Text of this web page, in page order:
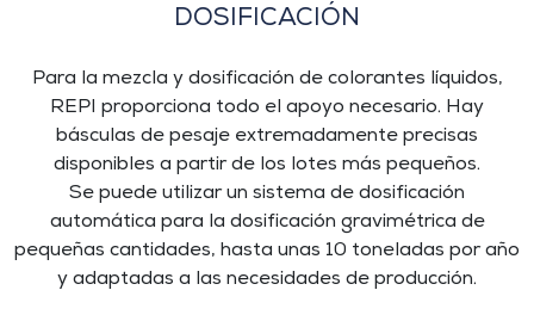
DOSIFICACIÓN
Para la mezcla y dosificación de colorantes líquidos,
REPI proporciona todo el apoyo necesario. Hay
básculas de pesaje extremadamente precisas
disponibles a partir de los lotes más pequeños.
Se puede utilizar un sistema de dosificación
automática para la dosificación gravimétrica de
pequeñas cantidades, hasta unas 10 toneladas por año
y adaptadas a las necesidades de producción.